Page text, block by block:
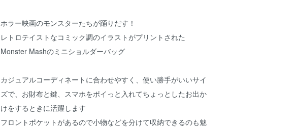
ホラー映画のモンスターたちが踊りだす！
レトロテイストなコミック調のイラストがプリントされた
Monster Mashのミニショルダーバッグ
カジュアルコーディネートに合わせやすく、使い勝手がいいサイ
ズで、お財布と鍵、スマホをポイっと入れてちょっとしたお出か
けをするときに活躍します
フロントポケットがあるので小物などを分けて収納できるのも魅